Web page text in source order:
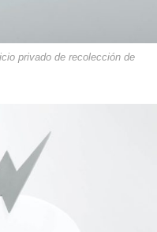
privado de recolección de